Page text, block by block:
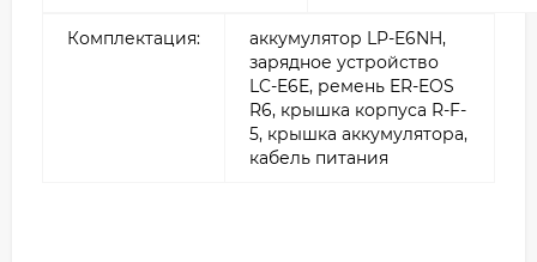
Комплектация:
аккумулятор LP-E6NH,
зарядное устройство
LC-E6E, ремень ER-EOS
R6, крышка корпуса R-F-
5, крышка аккумулятора,
кабель питания